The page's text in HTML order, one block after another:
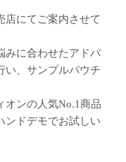
店にてご案内させて
みに合わせたアドバ
い、サンプルパウチ
オンの人気No.1商品
ンドデモでお試しい